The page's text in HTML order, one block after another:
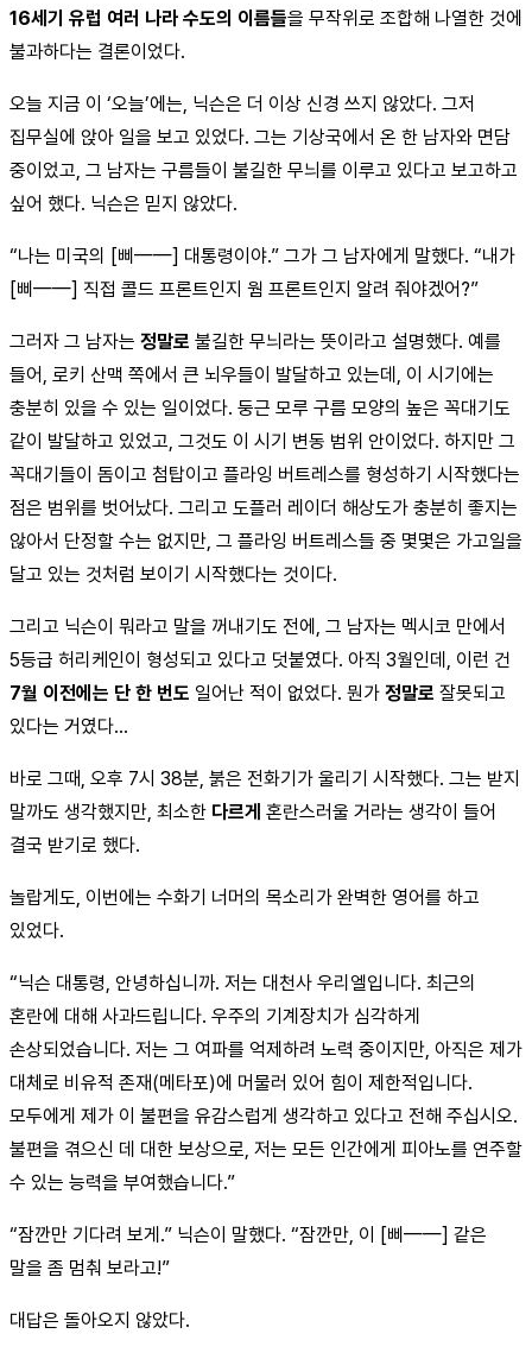
16세기 유럽 여러 나라 수도의 이름들을 무작위로 조합해 나열한 것에
불과하다는 결론이었다.
오늘 지금 이 ‘오늘’에는, 닉슨은 더 이상 신경 쓰지 않았다. 그저
집무실에 앉아 일을 보고 있었다. 그는 기상국에서 온 한 남자와 면담
중이었고, 그 남자는 구름들이 불길한 무늬를 이루고 있다고 보고하고
싶어 했다. 닉슨은 믿지 않았다.
“나는 미국의 [삐——] 대통령이야.” 그가 그 남자에게 말했다. “내가
[삐——] 직접 콜드 프론트인지 웜 프론트인지 알려 줘야겠어?”
그러자 그 남자는 정말로 불길한 무늬라는 뜻이라고 설명했다. 예를
들어, 로키 산맥 쪽에서 큰 뇌우들이 발달하고 있는데, 이 시기에는
충분히 있을 수 있는 일이었다. 둥근 모루 구름 모양의 높은 꼭대기도
같이 발달하고 있었고, 그것도 이 시기 변동 범위 안이었다. 하지만 그
꼭대기들이 돔이고 첨탑이고 플라잉 버트레스를 형성하기 시작했다는
점은 범위를 벗어났다. 그리고 도플러 레이더 해상도가 충분히 좋지는
않아서 단정할 수는 없지만, 그 플라잉 버트레스들 중 몇몇은 가고일을
달고 있는 것처럼 보이기 시작했다는 것이다.
그리고 닉슨이 뭐라고 말을 꺼내기도 전에, 그 남자는 멕시코 만에서
5등급 허리케인이 형성되고 있다고 덧붙였다. 아직 3월인데, 이런 건
7월 이전에는 단 한 번도 일어난 적이 없었다. 뭔가 정말로 잘못되고
있다는 거였다…
바로 그때, 오후 7시 38분, 붉은 전화기가 울리기 시작했다. 그는 받지
말까도 생각했지만, 최소한 다르게 혼란스러울 거라는 생각이 들어
결국 받기로 했다.
놀랍게도, 이번에는 수화기 너머의 목소리가 완벽한 영어를 하고
있었다.
“닉슨 대통령, 안녕하십니까. 저는 대천사 우리엘입니다. 최근의
혼란에 대해 사과드립니다. 우주의 기계장치가 심각하게
손상되었습니다. 저는 그 여파를 억제하려 노력 중이지만, 아직은 제가
대체로 비유적 존재(메타포)에 머물러 있어 힘이 제한적입니다.
모두에게 제가 이 불편을 유감스럽게 생각하고 있다고 전해 주십시오.
불편을 겪으신 데 대한 보상으로, 저는 모든 인간에게 피아노를 연주할
수 있는 능력을 부여했습니다.”
“잠깐만 기다려 보게.” 닉슨이 말했다. “잠깐만, 이 [삐——] 같은
말을 좀 멈춰 보라고!”
대답은 돌아오지 않았다.